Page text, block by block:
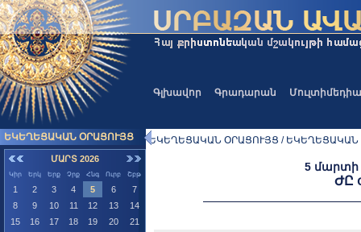
Գլխավոր Գրադարան Մուլտիմեդիա
ԵԿԵՂԵՑԱԿԱՆ ՕՐԱՑՈՒՅՑ
ՄԱՐՏ 2026
Կիր Երկ Երք Չրք Հնգ Ուրբ Շբթ
1 2 3 4 5 6
7
8
9 10 11 12 13
14
15
16 17 18 19 20
21
ԵԿԵՂԵՑԱԿԱՆ ՕՐԱՑՈՒՅՑ / ԵԿԵՂԵՑԱԿԱՆ
5 մարտի
ԺԸ